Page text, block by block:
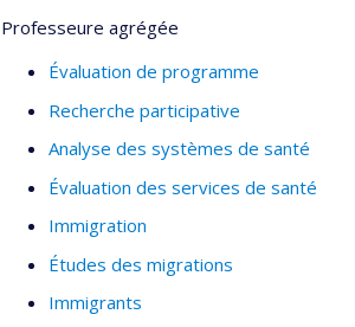
Professeure agrégée
Évaluation de programme
Recherche participative
Analyse des systèmes de santé
Évaluation des services de santé
Immigration
Études des migrations
Immigrants